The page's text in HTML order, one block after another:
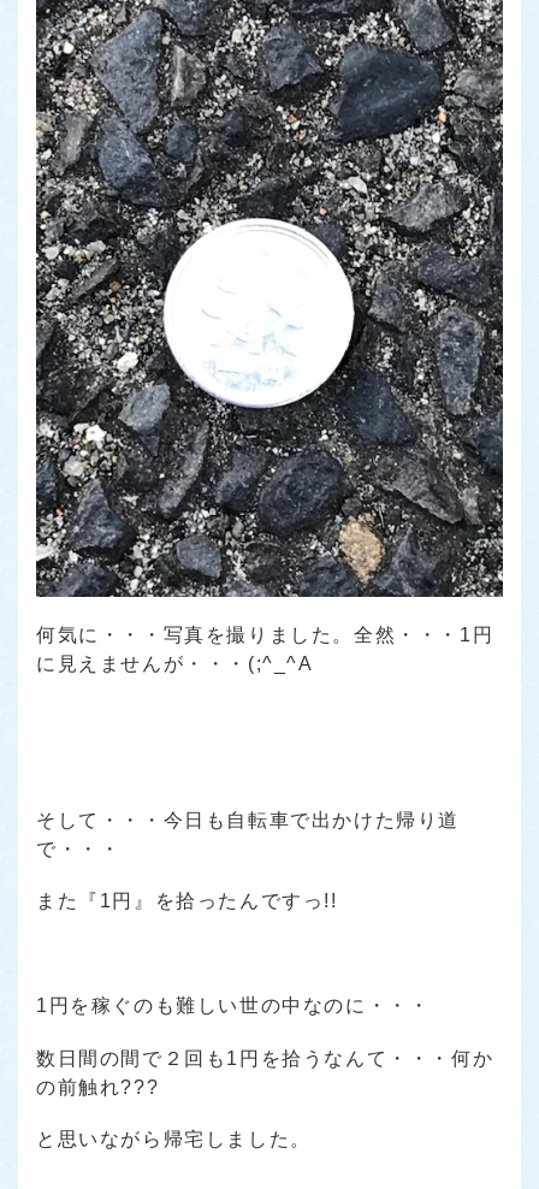
何気に・・・写真を撮りました。全然・・・1円
に見えませんが・・・(;^_^A
そして・・・今日も自転車で出かけた帰り道
で・・・
また『1円』を拾ったんですっ!!
1円を稼ぐのも難しい世の中なのに・・・
数日間の間で２回も1円を拾うなんて・・・何か
の前触れ???
と思いながら帰宅しました。